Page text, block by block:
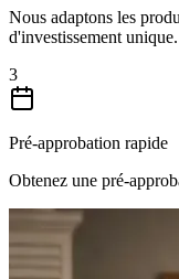
Nous adaptons les
d'investissement unique.
3
Pré-approbation rapide
Obtenez une pré-